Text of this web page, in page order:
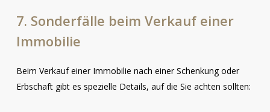
7. Sonderfälle beim Verkauf einer
Immobilie
Beim Verkauf einer Immobilie nach einer Schenkung oder
Erbschaft gibt es spezielle Details, auf die Sie achten sollten: